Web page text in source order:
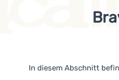
Produkte
In diesem Abschnitt